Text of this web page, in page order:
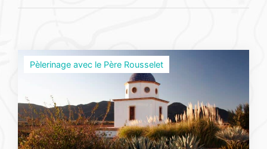
Pèlerinage avec le Père Rousselet